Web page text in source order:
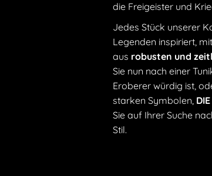
die Freigeister und
Jedes Stück unserer
Legenden inspiriert,
aus robusten und
Sie nun nach einer
Eroberer würdig ist,
starken Symbolen,
Sie auf Ihrer Suche
Stil.